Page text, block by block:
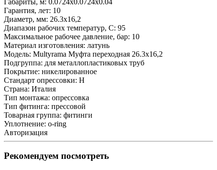
Гарантия, лет: 10
Диаметр, мм: 26.3х16,2
Диапазон рабочих температур, С: 95
Максимальное рабочее давление, бар: 10
Материал изготовления: латунь
Модель: Multyrama Муфта переходная 26.3х16,2
Подгруппа: для металлопластиковых труб
Покрытие: никелированное
Стандарт опрессовки: H
Страна: Италия
Тип монтажа: опрессовка
Тип фитинга: прессовой
Товарная группа: фитинги
Уплотнение: o-ring
Авторизация
Рекомендуем посмотреть